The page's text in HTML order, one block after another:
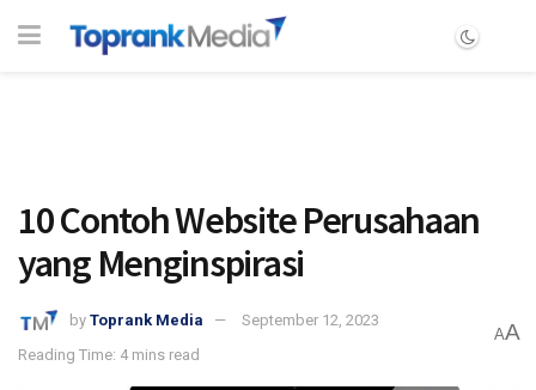
10 Contoh Website Perusahaan
yang Menginspirasi
by Toprank Media
September 12, 2023
Reading Time: 4 mins read
AA